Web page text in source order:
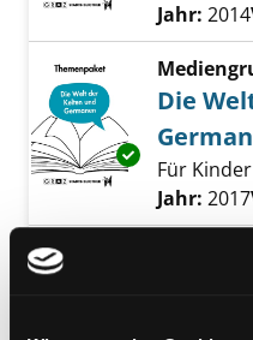
Suche
Jahr: 2014
Exemplar-
Die
Für
Suche
Jahr: 2017